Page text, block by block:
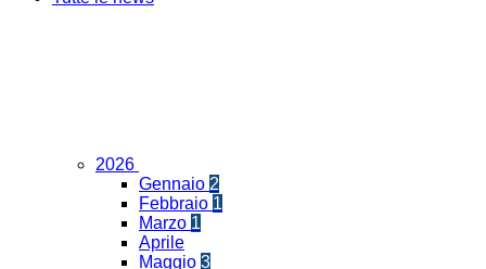
2026
Gennaio 2
Febbraio 1
Marzo 1
Aprile
Maggio 3